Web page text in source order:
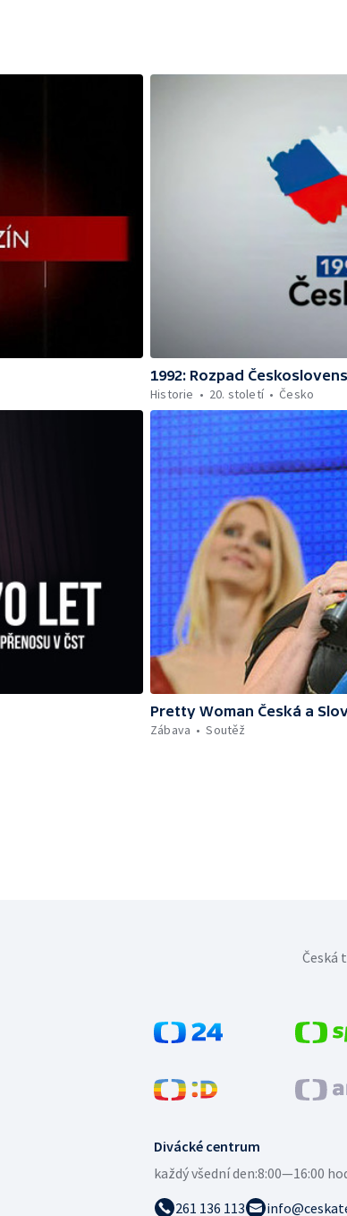
1992: Rozpad
Historie
20. století Česko
Pretty Woman Česká a
Zábava
Soutěž
Divácké centrum
každý všední den:8:00—16:00
261 136 113
Česká